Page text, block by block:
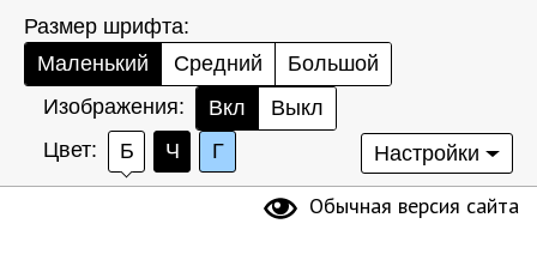
Размер шрифта:
Маленький
Средний
Большой
Изображения:
Вкл
Выкл
Цвет:
Б Ч Г Настройки
Обычная версия сайта